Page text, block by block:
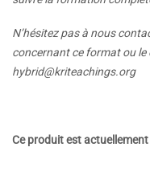
N’hésitez pas à nous
concernant ce format ou le
hybrid@kriteachings.org
Ce produit est